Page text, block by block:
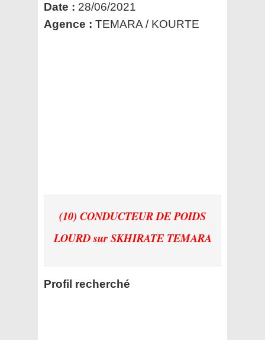
Date : 28/06/2021
Agence : TEMARA / KOURTE
(10) CONDUCTEUR DE POIDS
LOURDsur SKHIRATE TEMARA
Profil recherché